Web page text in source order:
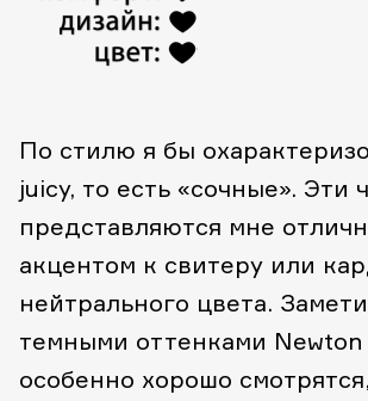
По стилю я бы
juicy, то есть «сочные». Эти
представляются мне
акцентом к свитеру или
нейтрального цвета.
темными оттенками Newton
особенно хорошо